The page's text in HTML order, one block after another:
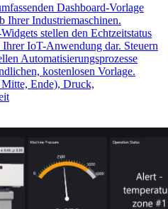
Dashboard-Vorlage
Ihrer Industriemaschinen.
stellen den Echtzeitstatus
IoT-Anwendung dar. Steuern
Automatisierungsprozesse
kostenlosen Vorlage.
Ende), Druck,